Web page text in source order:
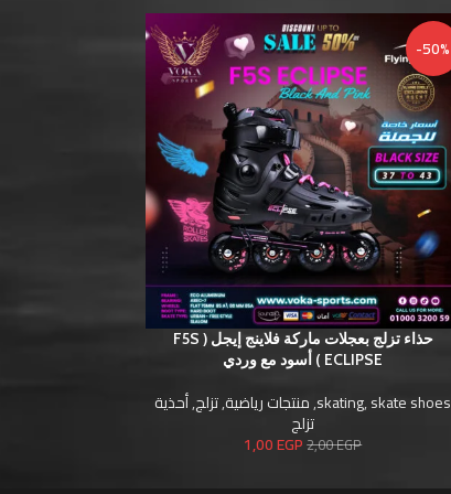
-50%
حذاء تزلج بعجلات ماركة فلاينج إيجل ( F5S
ECLIPSE ) أسود مع وردي
skating,skate shoes
,منتجات رياضية,تزلج,أحذية
تزلج
2,00EGP
1,00EGP